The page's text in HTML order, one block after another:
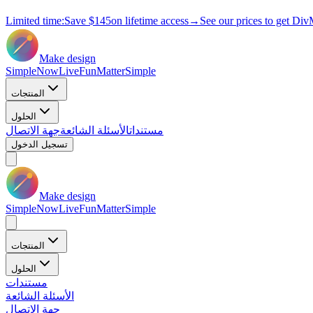
Limited time:Save $145on lifetime access→ See our prices to get
Make design
SimpleNowLiveFunMatterSimple
المنتجات
الحلول
مستنداتالأسئلة الشائعةجهة الاتصال
تسجيل الدخول
Make design
SimpleNowLiveFunMatterSimple
المنتجات
الحلول
مستندات
الأسئلة الشائعة
جهة الاتصال